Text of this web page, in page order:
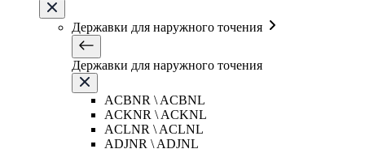
Державки для наружного точения
Державки для наружного точения
ACBNR \ ACBNL
ACKNR \ ACKNL
ACLNR \ ACLNL
ADJNR \ ADJNL